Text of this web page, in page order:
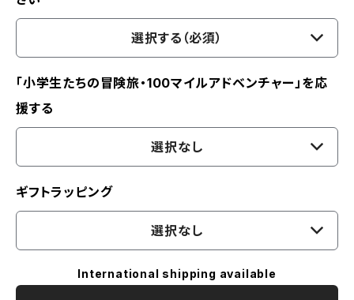
選択する（必須）
「小学生たちの冒険旅・100マイルアドベンチャー」を応
援する
選択なし
ギフトラッピング
選択なし
International shipping available